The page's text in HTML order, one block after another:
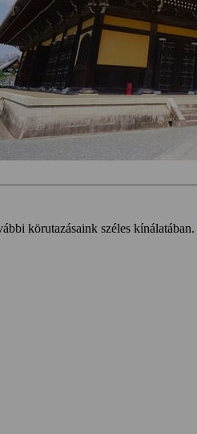
körutazásaink széles kínálatában.